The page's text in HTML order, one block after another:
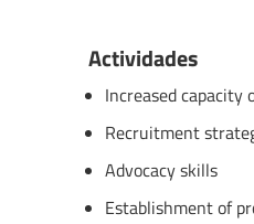
Actividades
Increased capacity
Recruitment
Advocacy skills
Establishment of